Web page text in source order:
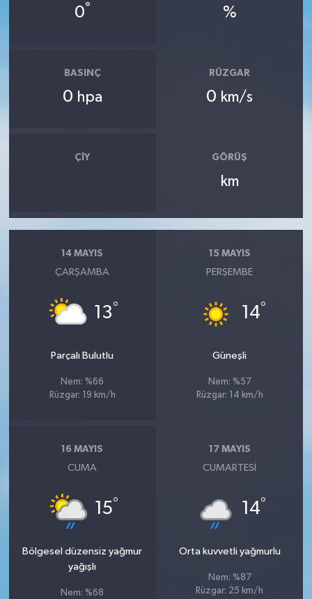
0° %
BASINÇ
0 hpa
RÜZGAR
0 km/s
ÇIY GÖRÜŞ
km
14 MAYIS
ÇARŞAMBA
13°
Parçalı Bulutlu
Nem: %66
Rüzgar: 19 km/h
15 MAYIS
PERŞEMBE
14°
Güneşli
Nem: %57
Rüzgar: 14 km/h
16 MAYIS
CUMA
15°
Bölgesel düzensiz yağmur
yağışlı
Nem: %68
17 MAYIS
CUMARTESI
14°
Orta kuvvetli yağmurlu
Nem: %87
Rüzgar: 25 km/h